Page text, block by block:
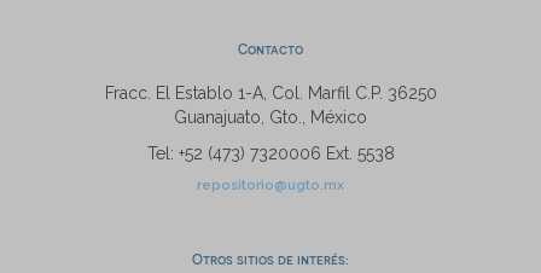
Contacto
Fracc. El Establo 1-A, Col. Marfil C.P. 36250
Guanajuato, Gto., México
Tel: +52 (473) 7320006 Ext. 5538
repositorio@ugto.mx
Otros sitios de interés: